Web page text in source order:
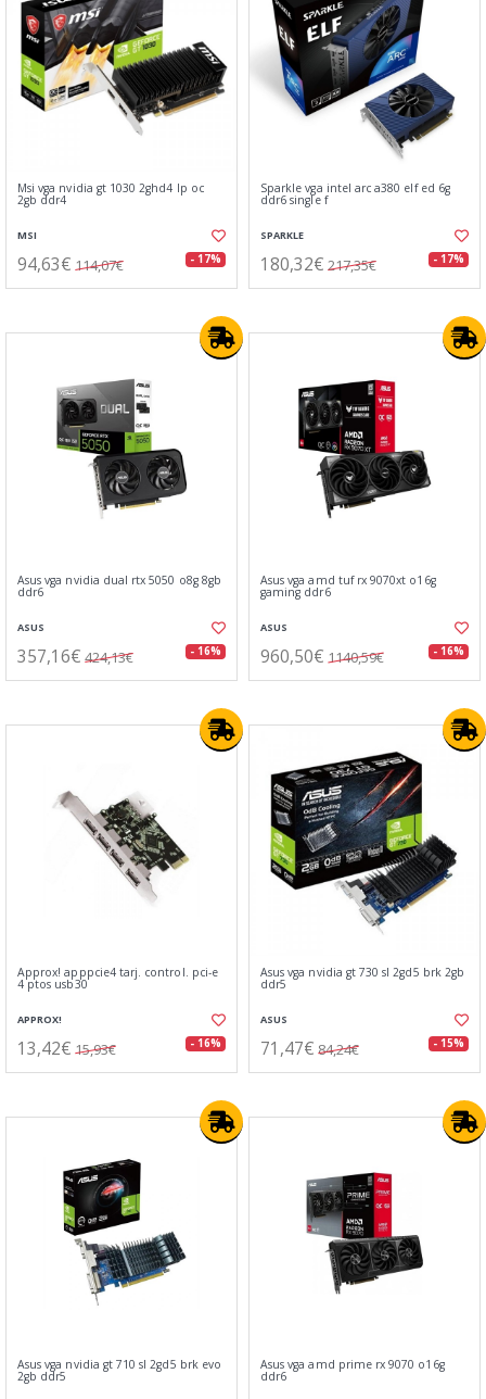
Msi vga nvidia gt 1030 2ghd4 lp oc
2gb ddr4
MSI
94,63€ 114,07€ - 17%
Sparkle vga intel arc a380 elf ed 6g
ddr6 single f
SPARKLE
180,32€ 217,35€ - 17%
Asus vga nvidia dual rtx 5050 o8g 8gb
ddr6
ASUS
357,16€ 424,13€ - 16%
Asus vga amd tuf rx 9070xt o16g
gaming ddr6
ASUS
960,50€ 1140,59€ - 16%
Approx! apppcie4 tarj. control. pci-e
4 ptos usb30
APPROX!
13,42€ 15,93€ - 16%
Asus vga nvidia gt 730 sl 2gd5 brk 2gb
ddr5
ASUS
71,47€ 84,24€ - 15%
Asus vga nvidia gt 710 sl 2gd5 brk evo
2gb ddr5
Asus vga amd prime rx 9070 o16g
ddr6